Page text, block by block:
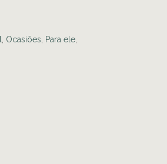
Ocasiões Para ele